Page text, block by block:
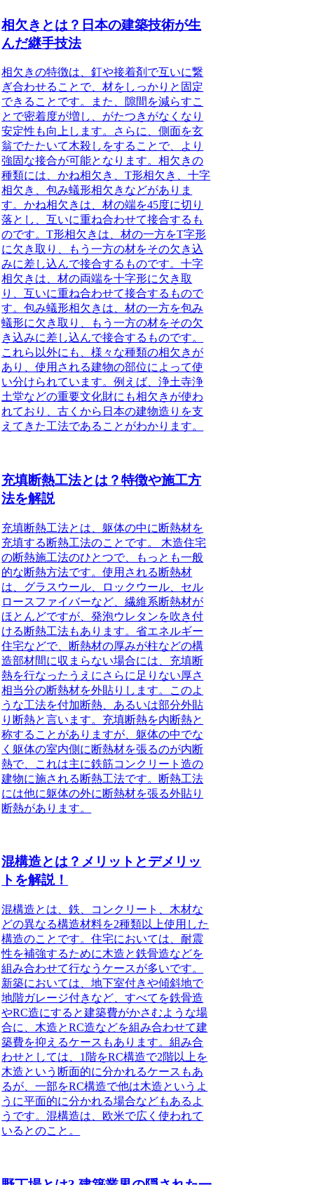
相欠きとは？日本の建築技術が生
んだ継手技法
相欠きの特徴は、釘や接着剤で互いに繋
ぎ合わせることで、材をしっかりと固定
できることです。また、隙間を減らすこ
とで密着度が増し、がたつきがなくなり
安定性も向上します。さらに、側面を玄
翁でたたいて木殺しをすることで、より
強固な接合が可能となります。相欠きの
種類には、かね相欠き、T形相欠き、十字
相欠き、包み蟻形相欠きなどがありま
す。かね相欠きは、材の端を45度に切り
落とし、互いに重ね合わせて接合するも
のです。T形相欠きは、材の一方をT字形
に欠き取り、もう一方の材をその欠き込
みに差し込んで接合するものです。十字
相欠きは、材の両端を十字形に欠き取
り、互いに重ね合わせて接合するもので
す。包み蟻形相欠きは、材の一方を包み
蟻形に欠き取り、もう一方の材をその欠
き込みに差し込んで接合するものです。
これら以外にも、様々な種類の相欠きが
あり、使用される建物の部位によって使
い分けられています。例えば、浄土寺浄
土堂などの重要文化財にも相欠きが使わ
れており、古くから日本の建物造りを支
えてきた工法であることがわかります。
充填断熱工法とは？特徴や施工方
法を解説
充填断熱工法とは、躯体の中に断熱材を
充填する断熱工法のことです。
木造住宅
の断熱施工法のひとつで、もっとも一般
的な断熱方法です。使用される断熱材
は、グラスウール、ロックウール、セル
ロースファイバーなど、繊維系断熱材が
ほとんどですが、発泡ウレタンを吹き付
ける断熱工法もあります。省エネルギー
住宅などで、断熱材の厚みが柱などの構
造部材間に収まらない場合には、充填断
熱を行なったうえにさらに足りない厚さ
相当分の断熱材を外貼りします。このよ
うな工法を付加断熱、あるいは部分外貼
り断熱と言います。充填断熱を内断熱と
称することがありますが、躯体の中でな
く躯体の室内側に断熱材を張るのが内断
熱で、これは主に鉄筋コンクリート造の
建物に施される断熱工法です。断熱工法
には他に躯体の外に断熱材を張る外貼り
断熱があります。
混構造とは？メリットとデメリッ
トを解説！
混構造とは、鉄、コンクリート、木材な
どの異なる構造材料を2種類以上使用した
構造のこと です。住宅においては、耐震
性を補強するために木造と鉄骨造などを
組み合わせて行なうケースが多いです。
新築においては、地下室付きや傾斜地で
地階ガレージ付きなど、すべてを鉄骨造
やRC造にすると建築費がかさむような場
合に、木造とRC造などを組み合わせて建
築費を抑えるケースもあります。組み合
わせとしては、1階をRC構造で2階以上を
木造という断面的に分かれるケースもあ
るが、一部をRC構造で他は木造というよ
うに平面的に分かれる場合などもある よ
うです。混構造は、欧米で広く使われて
いる とのこと。